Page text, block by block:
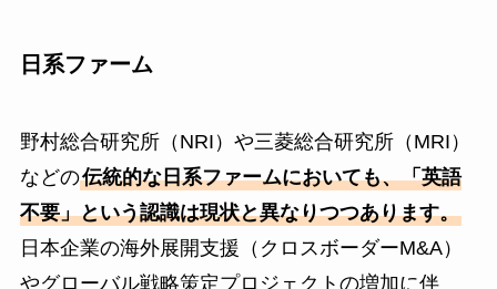
日系ファーム
野村総合研究所（NRI）や三菱総合研究所（MRI）
などの伝統的な日系ファームにおいても、「英語
不要」という認識は現状と異なりつつあります。
日本企業の海外展開支援（クロスボーダーM&A）
やグローバル戦略策定プロジェクトの増加に伴